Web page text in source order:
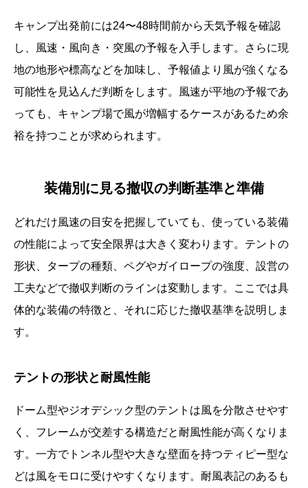
キャンプ出発前には24〜48時間前から天気予報を確認
し、風速・風向き・突風の予報を入手します。さらに現
地の地形や標高などを加味し、予報値より風が強くなる
可能性を見込んだ判断をします。風速が平地の予報であ
っても、キャンプ場で風が増幅するケースがあるため余
裕を持つことが求められます。
装備別に見る撤収の判断基準と準備
どれだけ風速の目安を把握していても、使っている装備
の性能によって安全限界は大きく変わります。テントの
形状、タープの種類、ペグやガイロープの強度、設営の
工夫などで撤収判断のラインは変動します。ここでは具
体的な装備の特徴と、それに応じた撤収基準を説明しま
す。
テントの形状と耐風性能
ドーム型やジオデシック型のテントは風を分散させやす
く、フレームが交差する構造だと耐風性能が高くなりま
す。一方でトンネル型や大きな壁面を持つティピー型な
どは風をモロに受けやすくなります。耐風表記のあるも